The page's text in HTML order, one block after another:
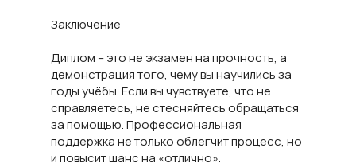
Заключение
Диплом – это не экзамен на прочность, а
демонстрация того, чему вы научились за
годы учёбы. Если вы чувствуете, что не
справляетесь, не стесняйтесь обращаться
за помощью. Профессиональная
поддержка не только облегчит процесс, но
и повысит шанс на «отлично».